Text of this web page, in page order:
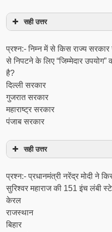
सही उत्तर
प्रश्न:- निम्न में से किस राज्य
से निपटने के लिए “जिम्मेदार
है?
दिल्ली सरकार
गुजरात सरकार
महाराष्ट्र सरकार
पंजाब सरकार
सही उत्तर
प्रश्न:- प्रधानमंत्री नरेंद्र मोदी ने
सुरिश्वर महाराज की 151 इंच लंबी
केरल
राजस्थान
बिहार